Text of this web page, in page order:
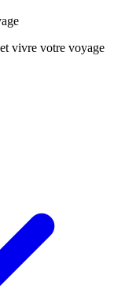
vivre votre voyage